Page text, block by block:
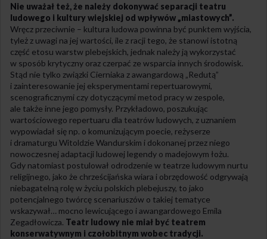
Nie uważał też, że należy dokonywać separacji teatru
ludowego i kultury wiejskiej od wpływów „miastowych”.
Wręcz przeciwnie – kultura ludowa powinna być punktem wyjścia,
tyleż z uwagi na jej wartości, ile z racji tego, że stanowi istotną
część etosu warstw plebejskich, jednak należy ją wykorzystać
w sposób krytyczny oraz czerpać ze wsparcia innych środowisk.
Stąd nie tylko związki Cierniaka z awangardową „Redutą”
i zainteresowanie jej eksperymentami repertuarowymi,
scenograficznymi czy dotyczącymi metod pracy w zespole,
ale także inne jego pomysły. Przykładowo, poszukując
wartościowego repertuaru dla teatrów ludowych, z uznaniem
wypowiadał się np. o komunizującym poecie, reżyserze
i dramaturgu Witoldzie Wandurskim i dokonanej przez niego
nowoczesnej adaptacji ludowej legendy o madejowym łożu.
Gdy natomiast postulował odrodzenie w teatrze ludowym nurtu
religijnego, jako że chrześcijańska wiara i obrzędowość odgrywają
niebagatelną rolę w życiu polskich plebejuszy, to jako
potencjalnego twórcę scenariuszów o takiej tematyce
wskazywał… mocno lewicującego i awangardowego Emila
Zegadłowicza. Teatr ludowy nie miał być teatrem
konserwatywnym i czołobitnym wobec tradycji.